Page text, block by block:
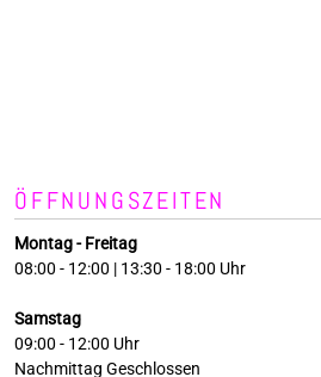
ÖFFNUNGSZEITEN
Montag - Freitag
08:00 - 12:00 | 13:30 - 18:00 Uhr
Samstag
09:00 - 12:00 Uhr
Nachmittag Geschlossen